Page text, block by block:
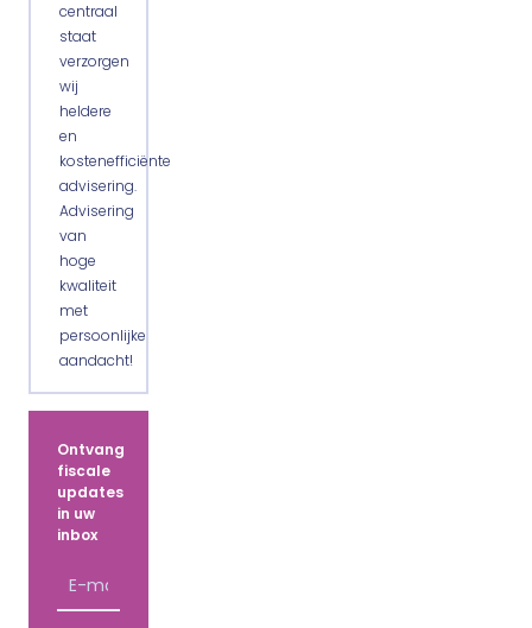
centraal
staat
verzorgen
wij
heldere
en
kostenefficiënte
advisering.
Advisering
van
hoge
kwaliteit
met
persoonlijke
aandacht!
Ontvang
fiscale
updates
in uw
inbox